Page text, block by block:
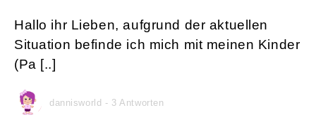
Hallo ihr Lieben, aufgrund der aktuellen
Situation befinde ich mich mit meinen Kinder
(Pa [..]
dannisworld - 3 Antworten